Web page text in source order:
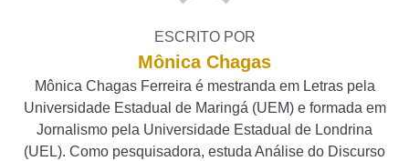
ESCRITO POR
Mônica Chagas
Mônica Chagas Ferreira é mestranda em Letras pela
Universidade Estadual de Maringá (UEM) e formada em
Jornalismo pela Universidade Estadual de Londrina
(UEL). Como pesquisadora, estuda Análise do Discurso